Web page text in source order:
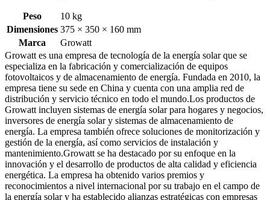
Peso
10 kg
Dimensiones 375 × 350 × 160 mm
Marca
Growatt
Growatt es una empresa de tecnología de la energía solar que se
especializa en la fabricación y comercialización de equipos
fotovoltaicos y de almacenamiento de energía. Fundada en 2010, la
empresa tiene su sede en China y cuenta con una amplia red de
distribución y servicio técnico en todo el mundo.Los productos de
Growatt incluyen sistemas de energía solar para hogares y negocios,
inversores de energía solar y sistemas de almacenamiento de
energía. La empresa también ofrece soluciones de monitorización y
gestión de la energía, así como servicios de instalación y
mantenimiento.Growatt se ha destacado por su enfoque en la
innovación y el desarrollo de productos de alta calidad y eficiencia
energética. La empresa ha obtenido varios premios y
reconocimientos a nivel internacional por su trabajo en el campo de
la energía solar y ha establecido alianzas estratégicas con empresas